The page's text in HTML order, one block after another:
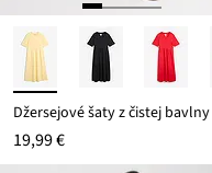
Džersejové šaty z čistej bavlny
19,99 €